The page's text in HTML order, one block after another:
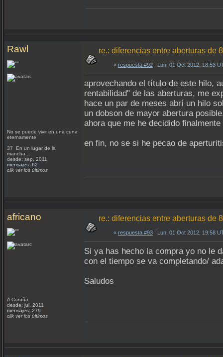
Rawl
No se puede vivir en una cuna
eternamente
37 En un lugar de la
mancha...
desde: sep, 2011
mensajes: 62
clik ver los últimos
re.: diferencias entre aberturas de
« respuesta #92 : Lun, 01 Oct 2012, 18:53
aprovechando el título de este hilo,
rentabilidad" de las aberturas, me
hace un par de meses abrí un hilo
un dobson de mayor abertura
ahora que me he decidido
en fin, no se si he pecao de
africano
A Coruña
desde: jul, 2011
mensajes: 279
clik ver los últimos
re.: diferencias entre aberturas de
« respuesta #93 : Lun, 01 Oct 2012, 19:58
Si ya has hecho la compra yo no le
con el tiempo se va completando/
Saludos